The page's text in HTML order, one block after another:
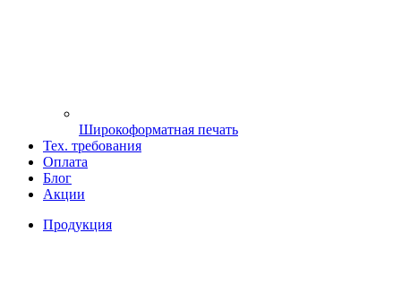
Широкоформатная печать
Тех. требования
Оплата
Блог
Акции
Продукция